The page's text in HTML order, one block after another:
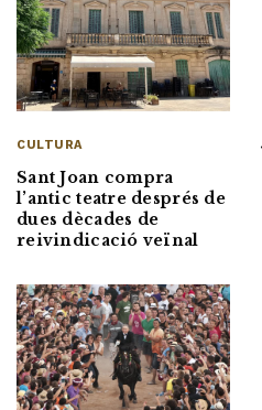
CULTURA
Sant Joan compra
l’antic teatre després de
dues dècades de
reivindicació veïnal